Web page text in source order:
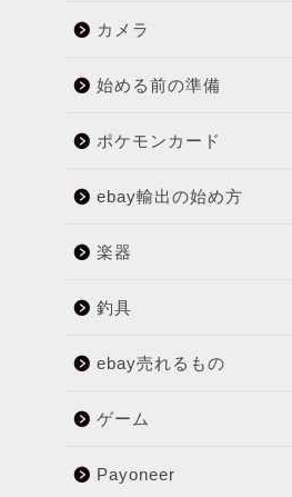
カメラ
始める前の準備
ポケモンカード
ebay輸出の始め方
楽器
釣具
ebay売れるもの
ゲーム
Payoneer